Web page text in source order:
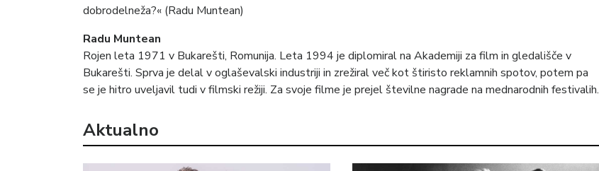
dobrodelneža?« (Radu Muntean)
Radu Muntean
Rojen leta 1971 v Bukarešti, Romunija. Leta 1994 je diplomiral na Akademiji za film in gledališče v
Bukarešti. Sprva je delal v oglaševalski industriji in zrežiral več kot štiristo reklamnih spotov, potem pa
se je hitro uveljavil tudi v filmski režiji. Za svoje filme je prejel številne nagrade na mednarodnih festivalih.
Aktualno